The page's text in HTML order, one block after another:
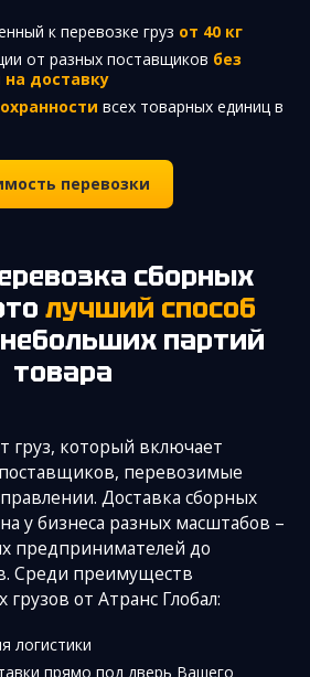
к перевозке груз от 40 кг
от разных поставщиков без
доставку
всех товарных единиц в
перевозки
лучший способ
небольших партий
товара
который включает
перевозимые
Доставка сборных
у бизнеса разных масштабов –
предпринимателей до
Среди преимуществ
от Атранс Глобал:
логистики
прямо под дверь Вашего